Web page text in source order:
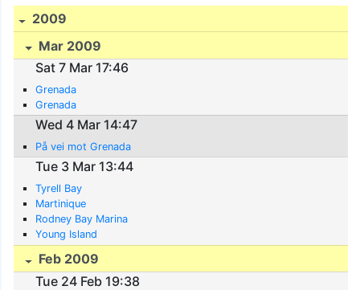
2009
Mar 2009
Sat 7 Mar 17:46
Grenada
Grenada
Wed 4 Mar 14:47
På vei mot Grenada
Tue 3 Mar 13:44
Tyrell Bay
Martinique
Rodney Bay Marina
Young Island
Feb 2009
Tue 24 Feb 19:38